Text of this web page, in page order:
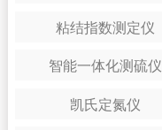
粘结指数测定仪
智能一体化测硫仪
凯氏定氮仪